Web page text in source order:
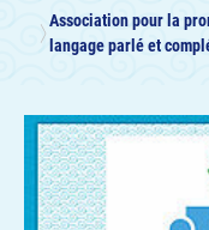
Association pour la
langage parlé et